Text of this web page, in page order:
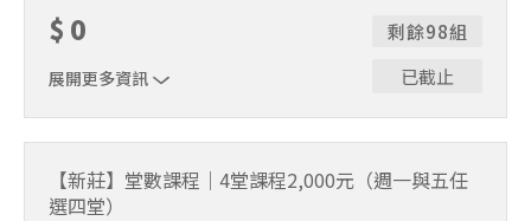
$ 0
展開更多資訊
剩餘98組
已截止
預約。
【新莊】堂數課程｜4堂課程2,000元（週一與五任
選四堂）